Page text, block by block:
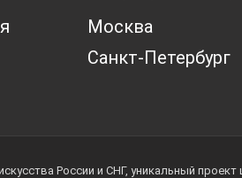
Москва
Санкт-Петербург
России и СНГ, уникальный